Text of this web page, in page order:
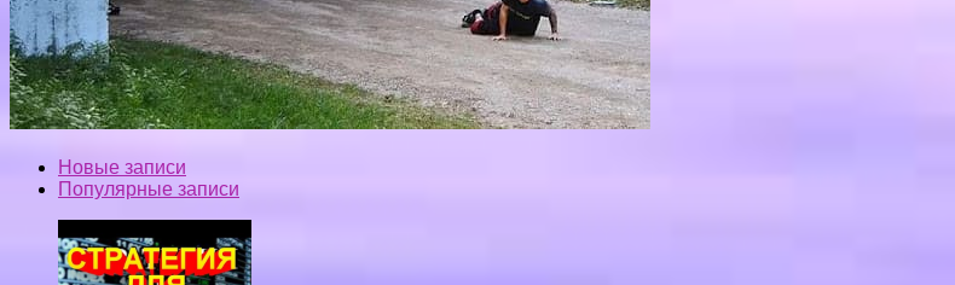
Новые записи
Популярные записи